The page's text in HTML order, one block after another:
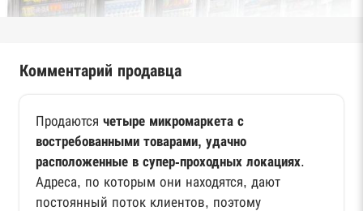
Комментарий продавца
Продаются четыре микромаркета с
востребованными товарами, удачно
расположенные в супер-проходных локациях.
Адреса, по которым они находятся, дают
постоянный поток клиентов, поэтому